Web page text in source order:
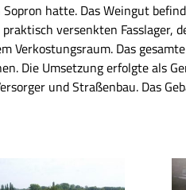
hatte. Das Weingut
versenkten Fasslager,
Verkostungsraum. Das
Die Umsetzung erfolgte als
und Straßenbau. Das